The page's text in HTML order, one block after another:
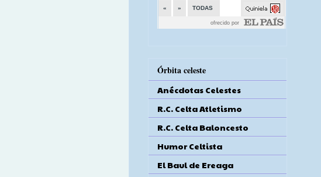
Órbita celeste
Anécdotas Celestes
R.C. Celta Atletismo
R.C. Celta Baloncesto
Humor Celtista
El Baul de Ereaga